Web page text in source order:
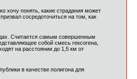
хочу понять, какие страдания может
сосредоточиться на том, как
Считается самым совершенным
собой смесь гексогена,
на расстоянии до 1,5 км от
в качестве полигона для